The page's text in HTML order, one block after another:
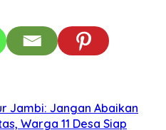
Jambi: Jangan Abaikan
Warga 11 Desa Siap